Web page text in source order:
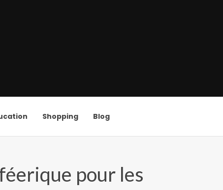
Shopping Blog
pour les